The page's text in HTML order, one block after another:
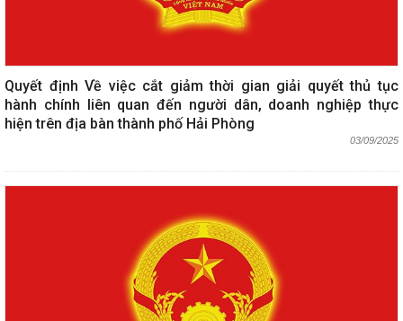
Quyết định Về việc cắt giảm thời gian giải quyết thủ tục
hành chính liên quan đến người dân, doanh nghiệp thực
hiện trên địa bàn thành phố Hải Phòng
03/09/2025